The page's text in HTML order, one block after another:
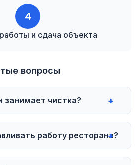
4
и сдача объекта
вопросы
занимает чистка?
работу ресторана?